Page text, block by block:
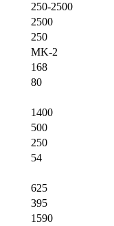
250-2500
2500
250
MK-2
168
80
1400
500
250
54
625
395
1590